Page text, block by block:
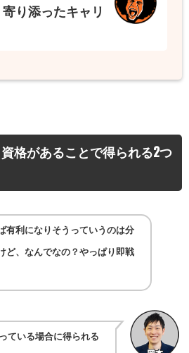
寄り添ったキャリ
格があることで得られる2つ
有利になりそうっていうのは分
ど、なんでなの？やっぱり即戦
ている場合に得られる